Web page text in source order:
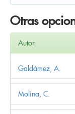
Otras
Autor
Galdámez, A.
Molina, C.